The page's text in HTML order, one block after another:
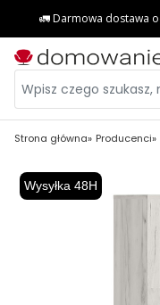
Strona główna Producenci
Wysyłka 48H